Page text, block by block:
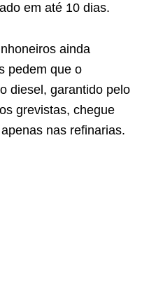
em até 10 dias.
ainda
pedem que o
diesel, garantido pelo
grevistas, chegue
nas refinarias.